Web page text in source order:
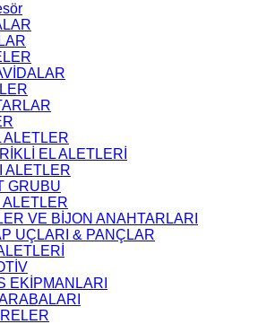
ALETLER
EL ALETLERİ
ALETLER
GRUBU
ALETLER
VE BİJON ANAHTARLARI
UÇLARI & PANÇLAR
EKİPMANLARI